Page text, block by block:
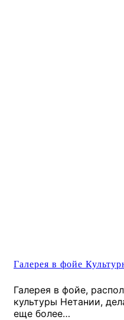
Галерея в фойе
Галерея в фойе,
культуры Нетании,
еще более…